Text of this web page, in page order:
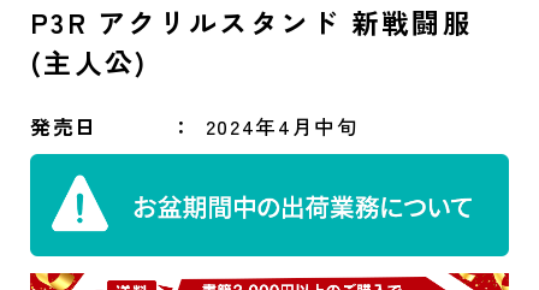
P3R アクリルスタンド 新戦闘服
(主人公)
発売日 2024年4月中旬